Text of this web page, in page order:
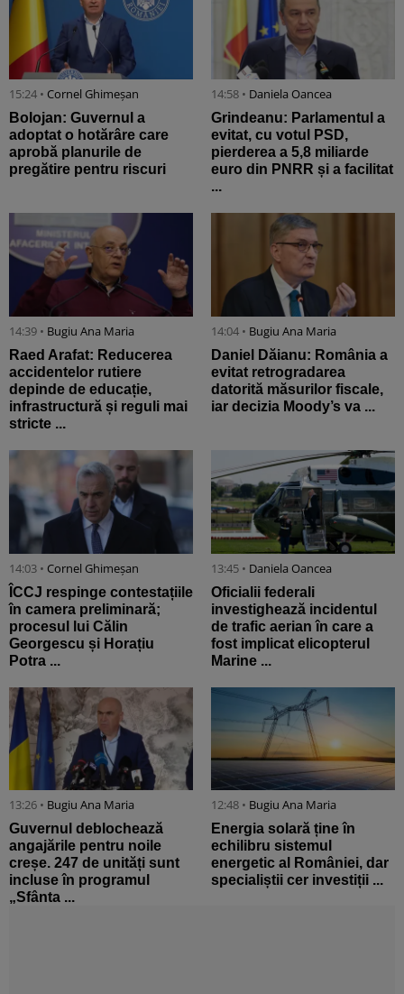
15:24 • Cornel Ghimeșan
Bolojan: Guvernul a
adoptat o hotărâre care
aprobă planurile de
pregătire pentru riscuri
14:58 • Daniela Oancea
Grindeanu: Parlamentul a
evitat, cu votul PSD,
pierderea a 5,8 miliarde
euro din PNRR și a facilitat
...
14:39 • Bugiu ⁠Ana Maria
Raed Arafat: Reducerea
accidentelor rutiere
depinde de educație,
infrastructură și reguli mai
stricte ...
14:04 • Bugiu ⁠Ana Maria
Daniel Dăianu: România a
evitat retrogradarea
datorită măsurilor fiscale,
iar decizia Moody’s va ...
14:03 • Cornel Ghimeșan
ÎCCJ respinge contestațiile
în camera preliminară;
procesul lui Călin
Georgescu și Horațiu
Potra ...
13:45 • Daniela Oancea
Oficialii federali
investighează incidentul
de trafic aerian în care a
fost implicat elicopterul
Marine ...
13:26 • Bugiu ⁠Ana Maria
Guvernul deblochează
angajările pentru noile
creșe. 247 de unități sunt
incluse în programul
„Sfânta ...
12:48 • Bugiu ⁠Ana Maria
Energia solară ține în
echilibru sistemul
energetic al României, dar
specialiștii cer investiții ...